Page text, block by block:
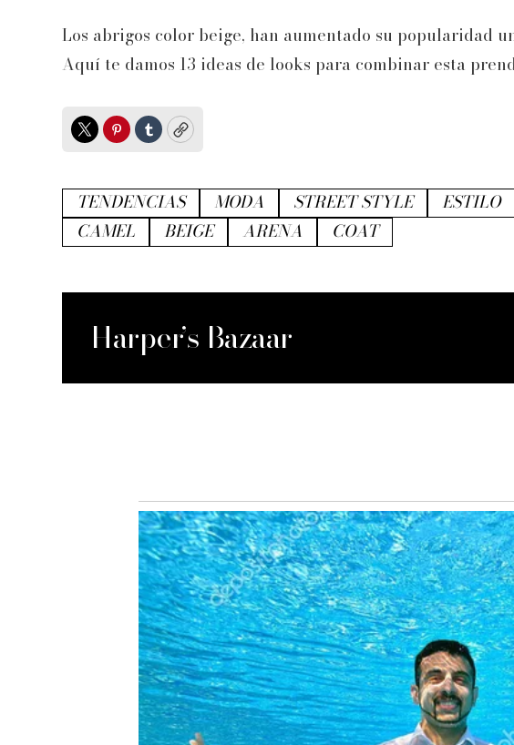
Los abrigos color beige, han aumentado su popularidad
Aquí te damos 13 ideas de looks para combinar esta
TwitterPinterest
TumblrCopy
TENDENCIAS MODA STREET STYLE ESTILO
CAMEL
BEIGE ARENA COAT
Harper’s Bazaar